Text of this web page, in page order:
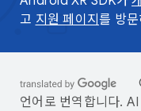
고 지원 페이지 를 방
언어로 번역합니다.